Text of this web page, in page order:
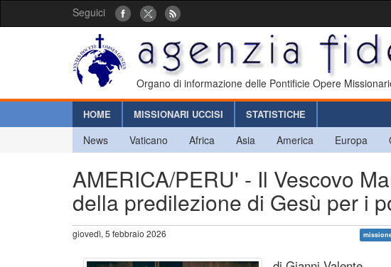
Seguici
Organo di informazione delle Pontificie Opere
HOME MISSIONARI UCCISI STATISTICHE
News Vaticano Africa Asia America Europa
AMERICA/PERU' - Il Vescovo
della predilezione di Gesù per i
giovedì, 5 febbraio 2026